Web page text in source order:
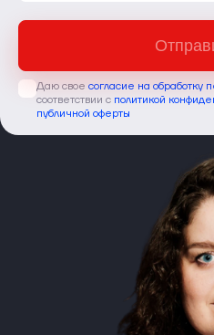
Даю свое согласие на обработку
соответствии с политикой
публичной оферты